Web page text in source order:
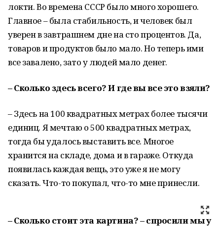
локти. Во времена СССР было много хорошего.
Главное – была стабильность, и человек был
уверен в завтрашнем дне на сто процентов. Да,
товаров и продуктов было мало. Но теперь ими
все завалено, зато у людей мало денег.
– Сколько здесь всего? И где вы все это взяли?
– Здесь на 100 квадратных метрах более тысячи
единиц. Я мечтаю о 500 квадратных метрах,
тогда бы удалось выставить все. Многое
хранится на складе, дома и в гараже. Откуда
появилась каждая вещь, это уже я не могу
сказать. Что-то покупал, что-то мне принесли.
– Сколько стоит эта картина? – спросили мы у